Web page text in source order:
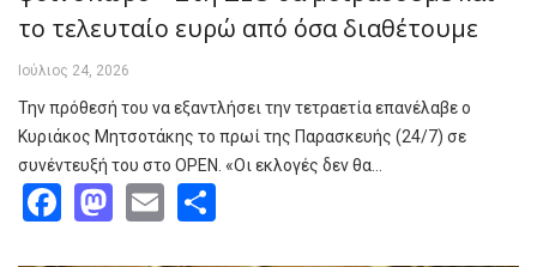
το τελευταίο ευρώ από όσα διαθέτουμε
Ιούλιος 24, 2026
Την πρόθεσή του να εξαντλήσει την τετραετία επανέλαβε ο
Κυριάκος Μητσοτάκης το πρωί της Παρασκευής (24/7) σε
συνέντευξή του στο OPEN. «Οι εκλογές δεν θα…
Facebook
Mastodon
Email